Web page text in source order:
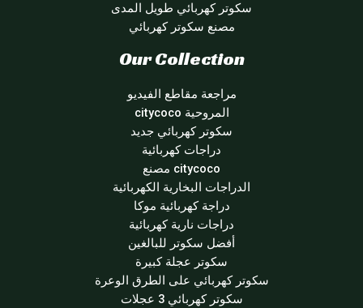
سكوتر كهربائي طويل المدى
مصنع سكوتر كهربائي
Our Collection
مراجعة مقاطع الفيديو
المروحية citycoco
سكوتر كهربائي جديد
دراجات كهربائية
citycoco مصنع
الدراجات البخارية الكهربائية
دراجة كهربائية موكا
دراجات نارية كهربائية
أفضل سكوتر للبالغين
سكوتر عجلة كبيرة
سكوتر كهربائي على الطرق الوعرة
سكوتر كهربائي 3 عجلات